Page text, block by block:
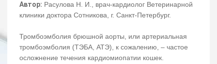
Автор: Расулова Н. И., врач-кардиолог Ветеринарной
клиники доктора Сотникова, г. Санкт-Петербург.
Тромбоэмболия брюшной аорты, или артериальная
тромбоэмболия (ТЭБА, АТЭ), к сожалению, – частое
осложнение течения кардиомиопатии кошек.